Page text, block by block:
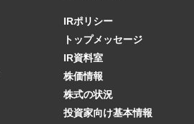
IRポリシー
トップメッセージ
IR資料室
株価情報
株式の状況
投資家向け基本情報